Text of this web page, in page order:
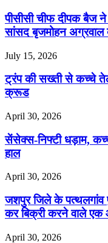
पीसीसी चीफ दीपक बैज ने
सांसद बृजमोहन
July 15, 2026
ट्रंप की सख्ती से कच्चे
क्रूड
April 30, 2026
सेंसेक्स-निफ्टी धड़ाम,
हाल
April 30, 2026
जशपुर जिले के पत्थलगांव
कर बिक्री करने वाले एक
April 30, 2026